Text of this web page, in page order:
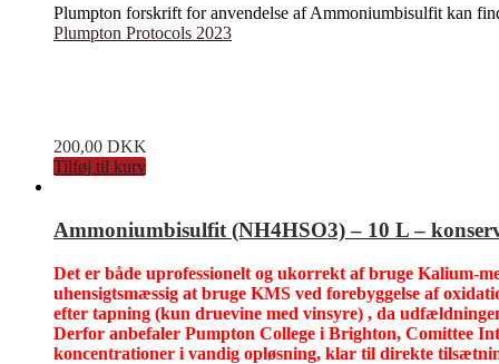
Plumpton forskrift for anvendelse af Ammoniumbisulfit kan
Plumpton Protocols 2023
200,00 DKK
Tilføj til kurv
Ammoniumbisulfit (NH4HSO3) – 10 L –
Det er både uprofessionelt og ukorrekt af bruge Kalium-
uhensigtsmæssig at bruge KMS ved forebyggelse af
efter tapning (kun druevine med vinsyre) , da
Derfor anbefaler Pumpton College i Brighton, Comittee
koncentrationer i vandig opløsning, klar til direkte